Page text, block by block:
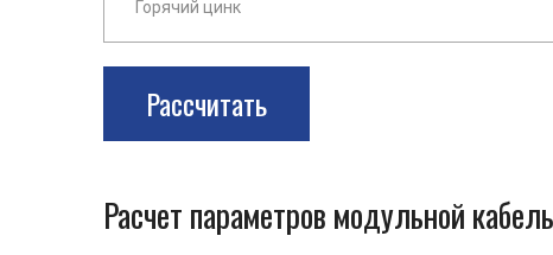
Рассчитать
Расчет параметров модульной